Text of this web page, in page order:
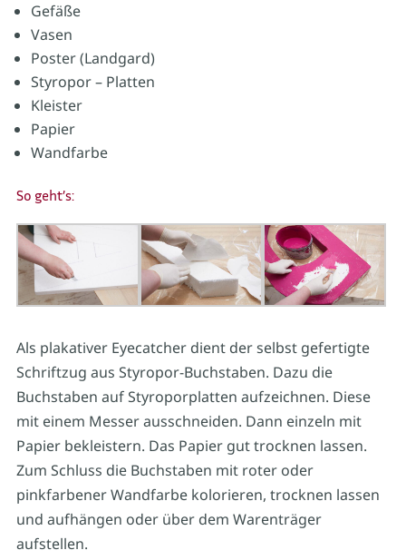
Gefäße
Vasen
Poster (Landgard)
Styropor – Platten
Kleister
Papier
Wandfarbe
So geht’s:
Als plakativer Eyecatcher dient der selbst gefertigte
Schriftzug aus Styropor-Buchstaben. Dazu die
Buchstaben auf Styroporplatten aufzeichnen. Diese
mit einem Messer ausschneiden. Dann einzeln mit
Papier bekleistern. Das Papier gut trocknen lassen.
Zum Schluss die Buchstaben mit roter oder
pinkfarbener Wandfarbe kolorieren, trocknen lassen
und aufhängen oder über dem Warenträger
aufstellen.